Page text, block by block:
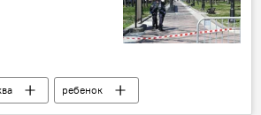
ребенок